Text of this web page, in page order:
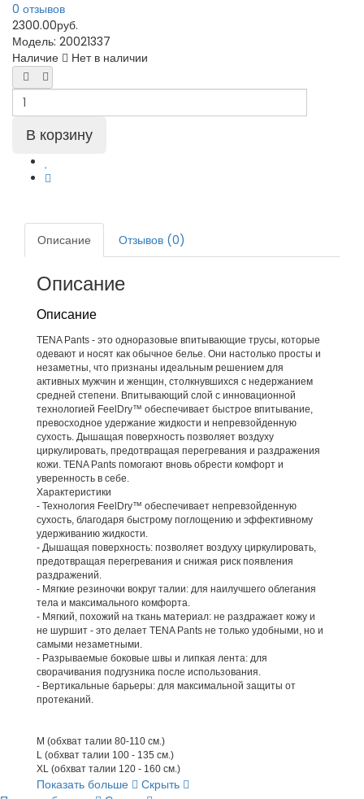
0 отзывов
2300.00руб.
Модель: 20021337
Наличие
Нет в наличии
Описание Отзывов (0)
Описание
Описание
TENA Pants - это одноразовые впитывающие трусы, которые
одевают и носят как обычное белье. Они настолько просты и
незаметны, что признаны идеальным решением для
активных мужчин и женщин, столкнувшихся с недержанием
средней степени. Впитывающий слой с инновационной
технологией FeelDry™ обеспечивает быстрое впитывание,
превосходное удержание жидкости и непревзойденную
сухость. Дышащая поверхность позволяет воздуху
циркулировать, предотвращая перегревания и раздражения
кожи. TENA Pants помогают вновь обрести комфорт и
уверенность в себе.
Характеристики
- Технология FeelDry™ обеспечивает непревзойденную
сухость, благодаря быстрому поглощению и эффективному
удерживанию жидкости.
- Дышащая поверхность: позволяет воздуху циркулировать,
предотвращая перегревания и снижая риск появления
раздражений.
- Мягкие резиночки вокруг талии: для наилучшего облегания
тела и максимального комфорта.
- Мягкий, похожий на ткань материал: не раздражает кожу и
не шуршит - это делает TENA Pants не только удобными, но и
самыми незаметными.
- Разрываемые боковые швы и липкая лента: для
сворачивания подгузника после использования.
- Вертикальные барьеры: для максимальной защиты от
протеканий.
М (обхват талии 80-110 см.)
L (обхват талии 100 - 135 см.)
XL (обхват талии 120 - 160 см.)
Показать больше
Скрыть